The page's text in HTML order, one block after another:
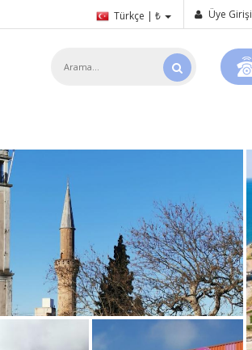
Türkçe | ₺ Üye Girişi